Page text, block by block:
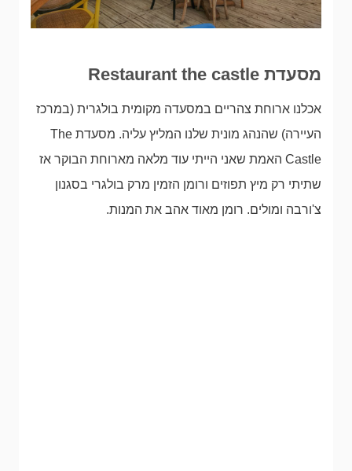
מסעדת Restaurant the castle
אכלנו ארוחת צהריים במסעדה מקומית בולגרית (במרכז
העיירה) שהנהג מונית שלנו המליץ עליה. מסעדת The
Castle האמת שאני הייתי עוד מלאה מארוחת הבוקר אז
שתיתי רק מיץ תפוזים ורומן הזמין מרק בולגרי בסגנון
צ'ורבה ומולים. רומן מאוד אהב את המנות.